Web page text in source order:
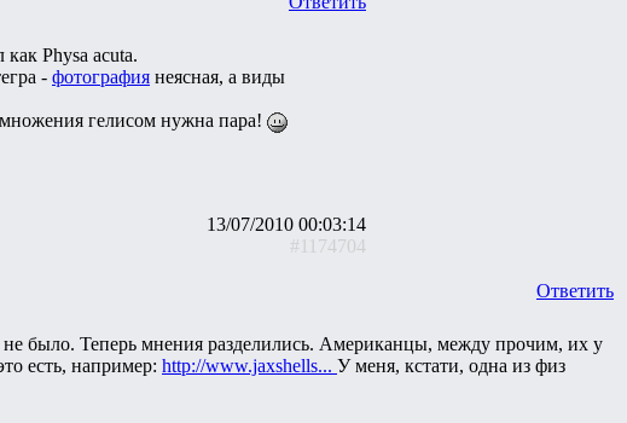
Physa acuta.
- фотография неясная, а виды
гелисом нужна пара!
13/07/2010 00:03:14
#1174704
Ответить
было. Теперь мнения разделились. Американцы, между прочим, их у
есть, например: http://www.jaxshells... У меня, кстати, одна из физ